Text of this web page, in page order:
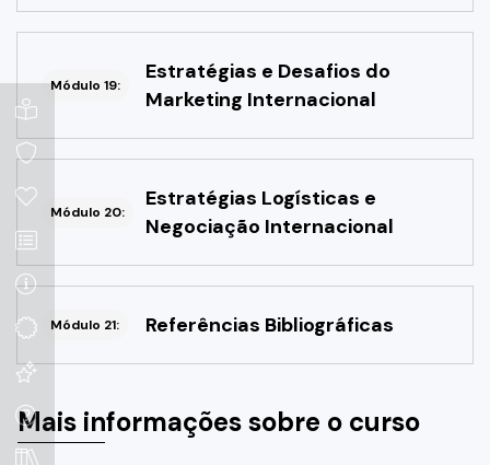
Módulo 19:
Estratégias e Desafios do
Marketing Internacional
Módulo 20:
Estratégias Logísticas e
Negociação Internacional
Módulo 21: Referências Bibliográficas
Mais informações sobre o curso